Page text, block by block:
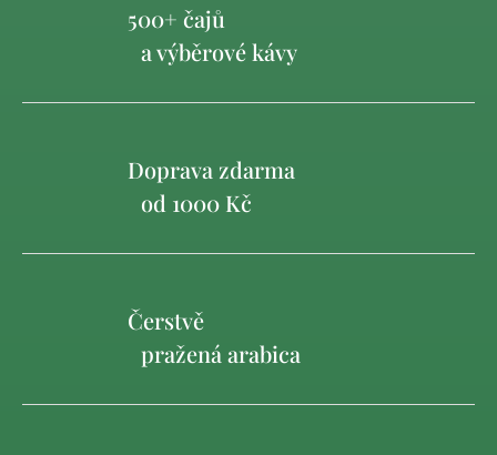
500+ čajů
a výběrové kávy
Doprava zdarma
od 1000 Kč
Čerstvě
pražená arabica